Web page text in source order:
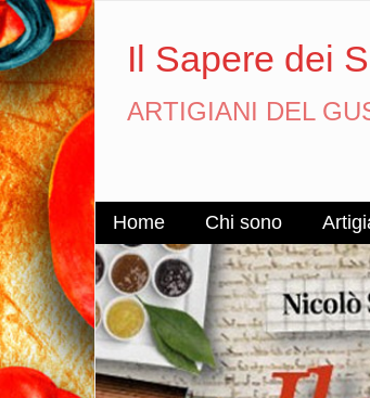
Il Sapere dei
ARTIGIANI DEL
Home Chi sono